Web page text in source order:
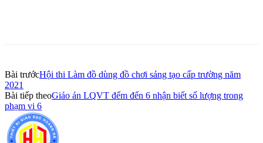
Bài trướcHội thi Làm đồ dùng đồ chơi sáng tạo cấp trường năm
2021
Bài tiếp theoGiáo án LQVT đếm đến 6 nhận biết số lượng trong
phạm vi 6